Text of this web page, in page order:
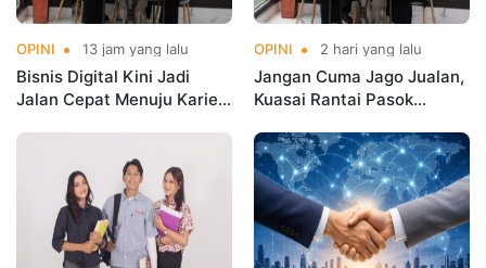
OPINI 13 jam yang lalu
Bisnis Digital Kini Jadi
Jalan Cepat Menuju Karier
OPINI 2 hari yang lalu
Jangan Cuma Jago Jualan,
Kuasai Rantai Pasok